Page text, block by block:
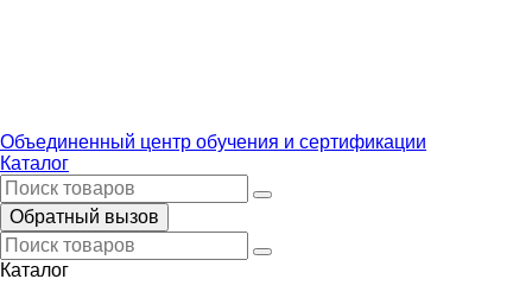
Объединенный центр обучения и сертификации
Каталог
Обратный вызов
Каталог